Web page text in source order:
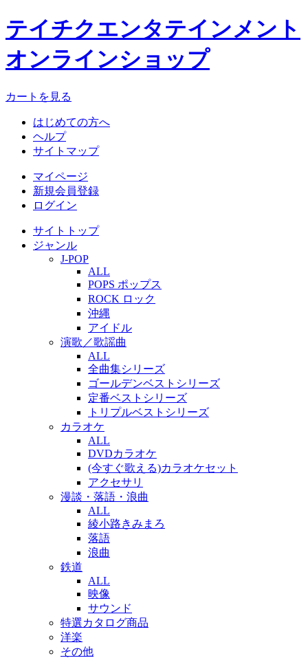
テイチクエンタテインメント
オンラインショップ
カートを見る
はじめての方へ
ヘルプ
サイトマップ
マイページ
新規会員登録
ログイン
サイトトップ
ジャンル
J-POP
ALL
POPS ポップス
ROCK ロック
沖縄
アイドル
演歌／歌謡曲
ALL
全曲集シリーズ
ゴールデンベストシリーズ
定番ベストシリーズ
トリプルベストシリーズ
カラオケ
ALL
DVDカラオケ
(今すぐ歌える)カラオケセット
アクセサリ
漫談・落語・浪曲
ALL
綾小路きみまろ
落語
浪曲
鉄道
ALL
映像
サウンド
特選カタログ商品
洋楽
その他